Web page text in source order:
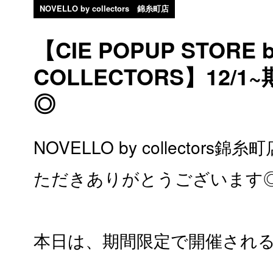
NOVELLO by collectors 錦糸町店
【CIE POPUP STORE
COLLECTORS】12/1~
◎
NOVELLO by collectors錦糸
ただきありがとうございま
本日は、期間限定で開催され